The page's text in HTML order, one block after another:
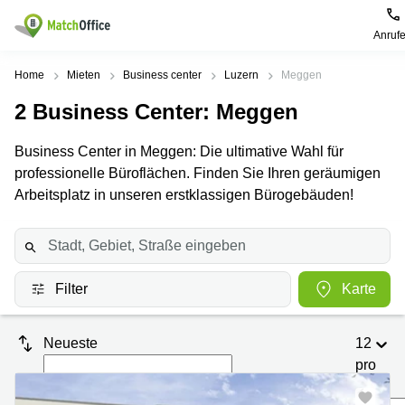
Mieten / Vermieten
Produktseiten
Büro
Business
Center
Virtuelle
Büros
Besprechungsräume
Beliebte
Coworking
Zürich
Zug
Coworking
Basel
Coworking
Lugano
Beliebte
Leutschenbachstrasse
95 Zürich
1 Zürich
Bahnhofstrasse
10 Zürich
Bahnhofstrasse
41 Zürich
Hilfe
Über uns
Preis
Anmelden
Sprache wählen
French
Home Mieten Business center Luzern Meggen
2 Business Center: Meggen
Business Center in Meggen: Die ultimative Wahl für
professionelle Büroflächen. Finden Sie Ihren geräumigen
Arbeitsplatz in unseren erstklassigen Bürogebäuden!
Filter Karte
Neueste
12
pro
Seite